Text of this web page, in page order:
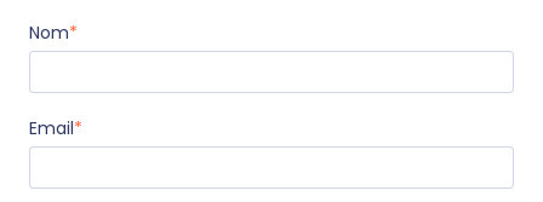
Nom*
Email*